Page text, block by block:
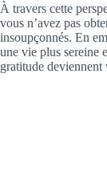
À travers cette
vous n’avez pas
insoupçonnés. En
une vie plus sereine
gratitude deviennent